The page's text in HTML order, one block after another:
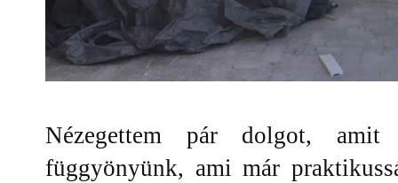
Nézegettem pár dolgot,
függyönyünk, ami már